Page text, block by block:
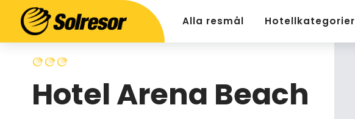
Alla resmål Hotellkategorier
Hotel Arena Beach